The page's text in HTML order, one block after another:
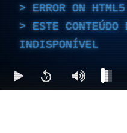
ERROR ON
ESTE CONTEÚDO
INDISPONÍVEL